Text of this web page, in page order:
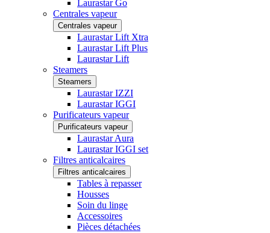
Laurastar Go
Centrales vapeur
Centrales vapeur
Laurastar Lift Xtra
Laurastar Lift Plus
Laurastar Lift
Steamers
Steamers
Laurastar IZZI
Laurastar IGGI
Purificateurs vapeur
Purificateurs vapeur
Laurastar Aura
Laurastar IGGI set
Filtres anticalcaires
Filtres anticalcaires
Tables à repasser
Housses
Soin du linge
Accessoires
Pièces détachées